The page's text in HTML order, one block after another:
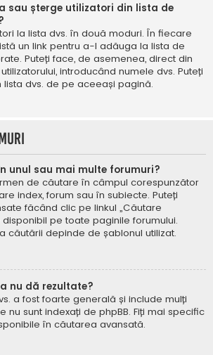
sau șterge utilizatori din lista de
la lista dvs. în două moduri. În fiecare
un link pentru a-l adăuga la lista de
Puteți face, de asemenea, direct din
introducând numele dvs. Puteți
lista dvs. de pe aceeași pagină.
unul sau mai multe forumuri?
de căutare în câmpul corespunzător
index, forum sau în subiecte. Puteți
făcând clic pe linkul „Căutare
pe toate paginile forumului.
căutării depinde de șablonul utilizat.
nu dă rezultate?
a fost foarte generală și include mulți
nu sunt indexați de phpBB. Fiți mai specific
în căutarea avansată.